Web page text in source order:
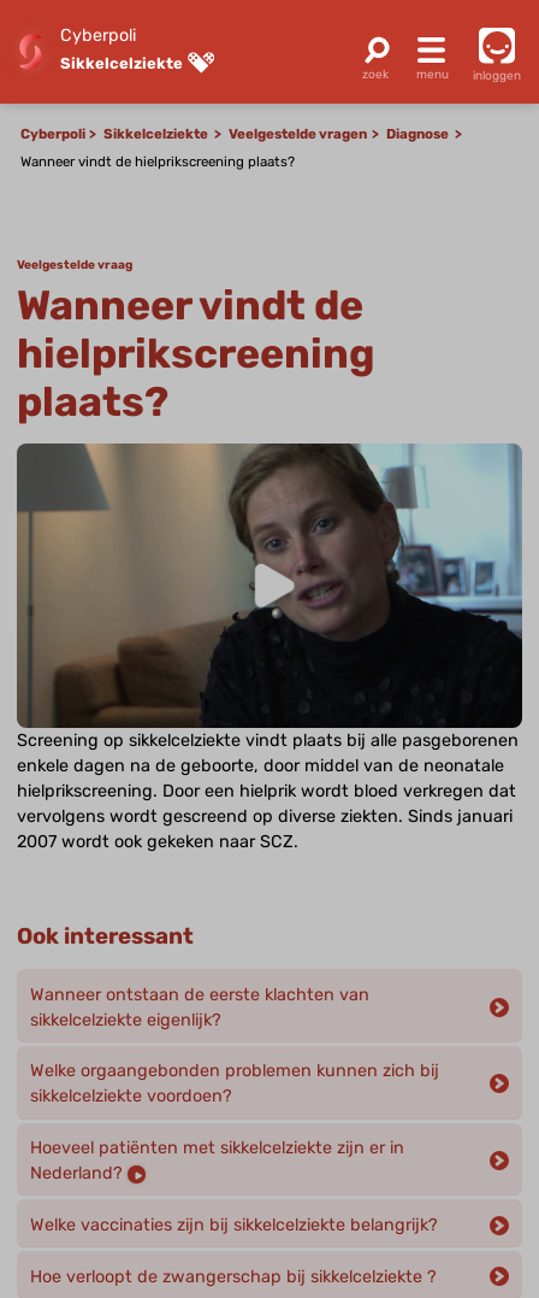
Cyberpoli
Sikkelcelziekte
inloggen
Cyberpoli Sikkelcelziekte Veelgestelde vragen
Diagnose
Wanneer vindt de hielprikscreening plaats?
Veelgestelde vraag
Wanneer vindt de
hielprikscreening
plaats?
Screening op sikkelcelziekte vindt plaats bij alle pasgeborenen
enkele dagen na de geboorte, door middel van de neonatale
hielprikscreening. Door een hielprik wordt bloed verkregen dat
vervolgens wordt gescreend op diverse ziekten. Sinds januari
2007 wordt ook gekeken naar SCZ.
Ook interessant
Wanneer ontstaan de eerste klachten van
sikkelcelziekte eigenlijk?
Welke orgaangebonden problemen kunnen zich bij
sikkelcelziekte voordoen?
Hoeveel patiënten met sikkelcelziekte zijn er in
Nederland?
Welke vaccinaties zijn bij sikkelcelziekte belangrijk?
Hoe verloopt de zwangerschap bij sikkelcelziekte ?